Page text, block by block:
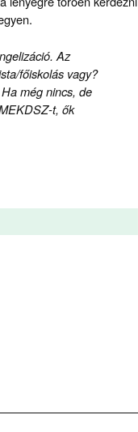
Az
főiskolás vagy?
még nincs, de
t, ők